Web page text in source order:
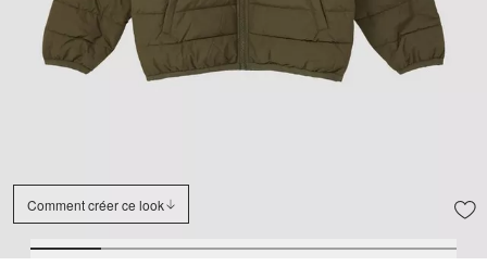
Comment créer ce look